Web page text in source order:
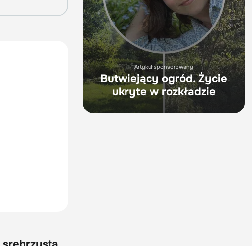
Artykuł sponsorowany
Butwiejący ogród. Życie
ukryte w rozkładzie